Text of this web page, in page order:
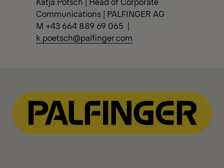
Communications | PALFINGER AG
M +43 664 889 69 065 |
k.poetsch@palfinger.com